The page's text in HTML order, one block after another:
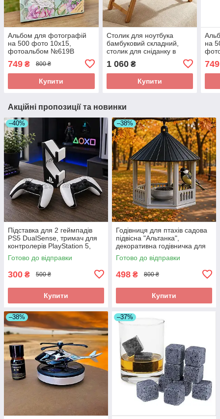
Альбом для фотографій
на 500 фото 10х15,
фотоальбом №619B
749 ₴ 800 ₴
Купити
Столик для ноутбука
бамбуковий складний,
столик для сніданку в
трансформер 49,5×30×21
см (9032-002)
1 060₴
Купити
на
749
Акційні пропозиції та новинки
–40%
Підставка для 2 геймпадів
PS5 DualSense, тримач для
контролерів PlayStation 5,
органайзер для джойстиків
Готово до відправки
300 ₴ 500 ₴
Купити
–38%
Годівниця для птахів садова
підвісна "Альтанка",
декоративна годівничка для
саду, дачі та двору 19×16 см
Готово до відправки
498 ₴ 800 ₴
Купити
–38% –37%